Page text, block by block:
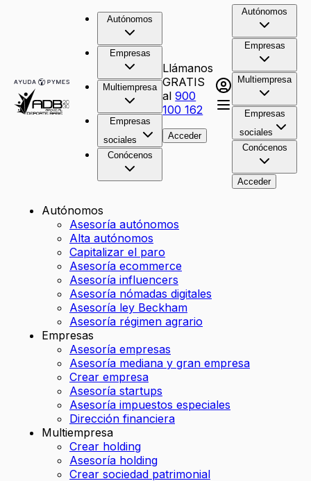
Autónomos
Empresas
Multiempresa
Empresas
sociales
Conócenos
Llámanos
GRATIS
al900
100 162
Acceder
Autónomos
Empresas
Multiempresa
Empresas
sociales
Conócenos
Acceder
Autónomos
Asesoría autónomos
Alta autónomos
Capitalizar el paro
Asesoría ecommerce
Asesoría influencers
Asesoría nómadas digitales
Asesoría ley Beckham
Asesoría régimen agrario
Empresas
Asesoría empresas
Asesoría mediana y gran empresa
Crear empresa
Asesoría startups
Asesoría impuestos especiales
Dirección financiera
Multiempresa
Crear holding
Asesoría holding
Crear sociedad patrimonial